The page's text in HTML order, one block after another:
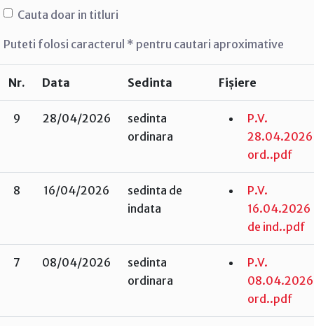
Cauta doar in titluri
Puteti folosi caracterul * pentru cautari aproximative
Nr. Data Sedinta Fișiere
9 28/04/2026
sedinta
ordinara
P.V.
28.04.2026
ord..pdf
8 16/04/2026
sedinta de
indata
P.V.
16.04.2026
de ind..pdf
7 08/04/2026
sedinta
ordinara
P.V.
08.04.2026
ord..pdf